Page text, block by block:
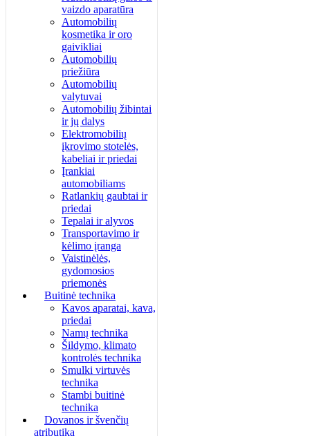
vaizdo aparatūra
Automobilių
kosmetika ir oro
gaivikliai
Automobilių
priežiūra
Automobilių
valytuvai
Automobilių žibintai
ir jų dalys
Elektromobilių
įkrovimo stotelės,
kabeliai ir priedai
Įrankiai
automobiliams
Ratlankių gaubtai ir
priedai
Tepalai ir alyvos
Transportavimo ir
kėlimo įranga
Vaistinėlės,
gydomosios
priemonės
Buitinė technika
Kavos aparatai, kava,
priedai
Namų technika
Šildymo, klimato
kontrolės technika
Smulki virtuvės
technika
Stambi buitinė
technika
Dovanos ir švenčių
atributika